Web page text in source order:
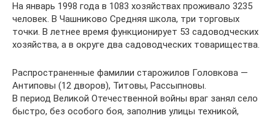
На январь 1998 года в 1083 хозяйствах проживало 3235
человек. В Чашниково Средняя школа, три торговых
точки. В летнее время функционирует 53 садоводческих
хозяйства, а в округе два садоводческих товарищества.
Распространенные фамилии старожилов Головкова —
Антиповы (12 дворов), Титовы, Рассыпновы.
В период Великой Отечественной войны враг занял село
быстро, без особого боя, заполнив улицы техникой,